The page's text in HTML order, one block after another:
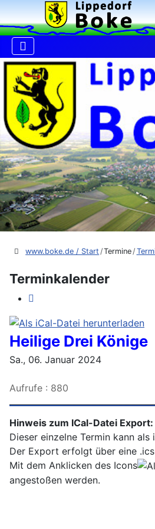
www.boke.de / Start Termine
Terminkalender
Heilige Drei Könige
Sa., 06. Januar 2024
Aufrufe : 880
Hinweis zum ICal-Datei Export:
Dieser einzelne Termin kann
Der Export erfolgt über eine
Mit dem Anklicken des Icons
angestoßen werden.